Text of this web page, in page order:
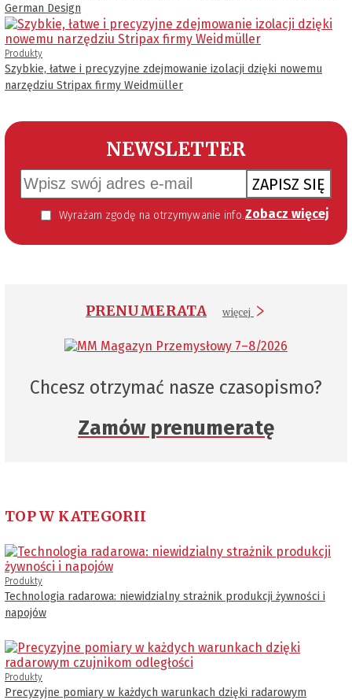
German Design
Produkty
Szybkie, łatwe i precyzyjne zdejmowanie izolacji dzięki nowemu
narzędziu Stripax firmy Weidmüller
NEWSLETTER
ZAPISZ SIĘ
Wyrażam zgodę na otrzymywanie informacji handlowej kierowanej do mnie za pomocą środków komunikacji elektronicznej w szczególności poczty elektronicznej zgodnie z przepisem art. 10 ust 2 ustawy z dnia 18 lipca 2002 roku o świadczeniu usług drogą elektroniczną (Dz. U. 144 z 2002 r. poz. 1204). Zgoda jest dobrowolna, jednak jej wyrażenie jest konieczne, aby otrzymywać newsletter. Zobacz więcej
PRENUMERATA więcej
Chcesz otrzymać nasze czasopismo?
Zamów prenumeratę
TOP W KATEGORII
Produkty
Technologia radarowa: niewidzialny strażnik produkcji żywności i
napojów
Produkty
Precyzyjne pomiary w każdych warunkach dzięki radarowym